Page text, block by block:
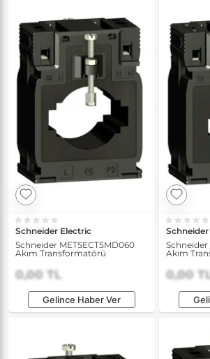
Schneider Electric
Schneider METSECT5MD060
Akım Transformatörü
0,00 TL
Gelince Haber Ver
Schneider
Akım
0,00